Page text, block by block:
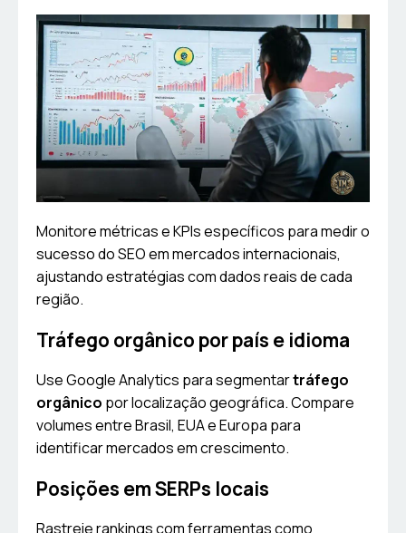
Monitore métricas e KPIs específicos para medir o
sucesso do SEO em mercados internacionais,
ajustando estratégias com dados reais de cada
região.
Tráfego orgânico por país e idioma
Use Google Analytics para segmentartráfego
orgânico por localização geográfica. Compare
volumes entre Brasil, EUA e Europa para
identificar mercados em crescimento.
Posições em SERPs locais
Rastreie rankings com ferramentas como